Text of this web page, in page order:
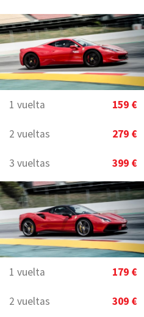
1 vuelta 159 €
2 vueltas 279 €
3 vueltas 399 €
1 vuelta 179 €
2 vueltas 309 €